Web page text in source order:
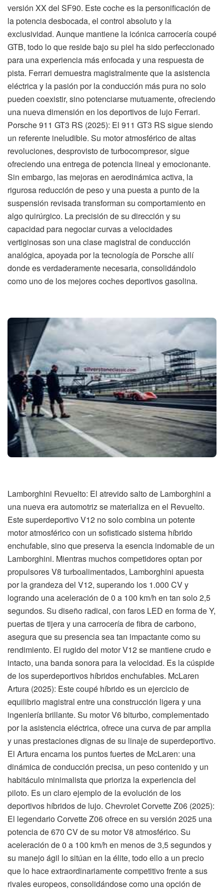
versión XX del SF90. Este coche es la personificación de
la potencia desbocada, el control absoluto y la
exclusividad. Aunque mantiene la icónica carrocería coupé
GTB, todo lo que reside bajo su piel ha sido perfeccionado
para una experiencia más enfocada y una respuesta de
pista. Ferrari demuestra magistralmente que la asistencia
eléctrica y la pasión por la conducción más pura no solo
pueden coexistir, sino potenciarse mutuamente, ofreciendo
una nueva dimensión en los deportivos de lujo Ferrari.
Porsche 911 GT3 RS (2025): El 911 GT3 RS sigue siendo
un referente ineludible. Su motor atmosférico de altas
revoluciones, desprovisto de turbocompresor, sigue
ofreciendo una entrega de potencia lineal y emocionante.
Sin embargo, las mejoras en aerodinámica activa, la
rigurosa reducción de peso y una puesta a punto de la
suspensión revisada transforman su comportamiento en
algo quirúrgico. La precisión de su dirección y su
capacidad para negociar curvas a velocidades
vertiginosas son una clase magistral de conducción
analógica, apoyada por la tecnología de Porsche allí
donde es verdaderamente necesaria, consolidándolo
como uno de los mejores coches deportivos gasolina.
Lamborghini Revuelto: El atrevido salto de Lamborghini a
una nueva era automotriz se materializa en el Revuelto.
Este superdeportivo V12 no solo combina un potente
motor atmosférico con un sofisticado sistema híbrido
enchufable, sino que preserva la esencia indomable de un
Lamborghini. Mientras muchos competidores optan por
propulsores V8 turboalimentados, Lamborghini apuesta
por la grandeza del V12, superando los 1.000 CV y
logrando una aceleración de 0 a 100 km/h en tan solo 2,5
segundos. Su diseño radical, con faros LED en forma de Y,
puertas de tijera y una carrocería de fibra de carbono,
asegura que su presencia sea tan impactante como su
rendimiento. El rugido del motor V12 se mantiene crudo e
intacto, una banda sonora para la velocidad. Es la cúspide
de los superdeportivos híbridos enchufables. McLaren
Artura (2025): Este coupé híbrido es un ejercicio de
equilibrio magistral entre una construcción ligera y una
ingeniería brillante. Su motor V6 biturbo, complementado
por la asistencia eléctrica, ofrece una curva de par amplia
y unas prestaciones dignas de su linaje de superdeportivo.
El Artura encarna los puntos fuertes de McLaren: una
dinámica de conducción precisa, un peso contenido y un
habitáculo minimalista que prioriza la experiencia del
piloto. Es un claro ejemplo de la evolución de los
deportivos híbridos de lujo. Chevrolet Corvette Z06 (2025):
El legendario Corvette Z06 ofrece en su versión 2025 una
potencia de 670 CV de su motor V8 atmosférico. Su
aceleración de 0 a 100 km/h en menos de 3,5 segundos y
su manejo ágil lo sitúan en la élite, todo ello a un precio
que lo hace extraordinariamente competitivo frente a sus
rivales europeos, consolidándose como una opción de